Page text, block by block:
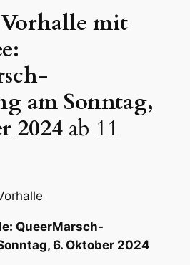
mit
am Sonntag,
2024ab 11
QueerMarsch-
6. Oktober 2024